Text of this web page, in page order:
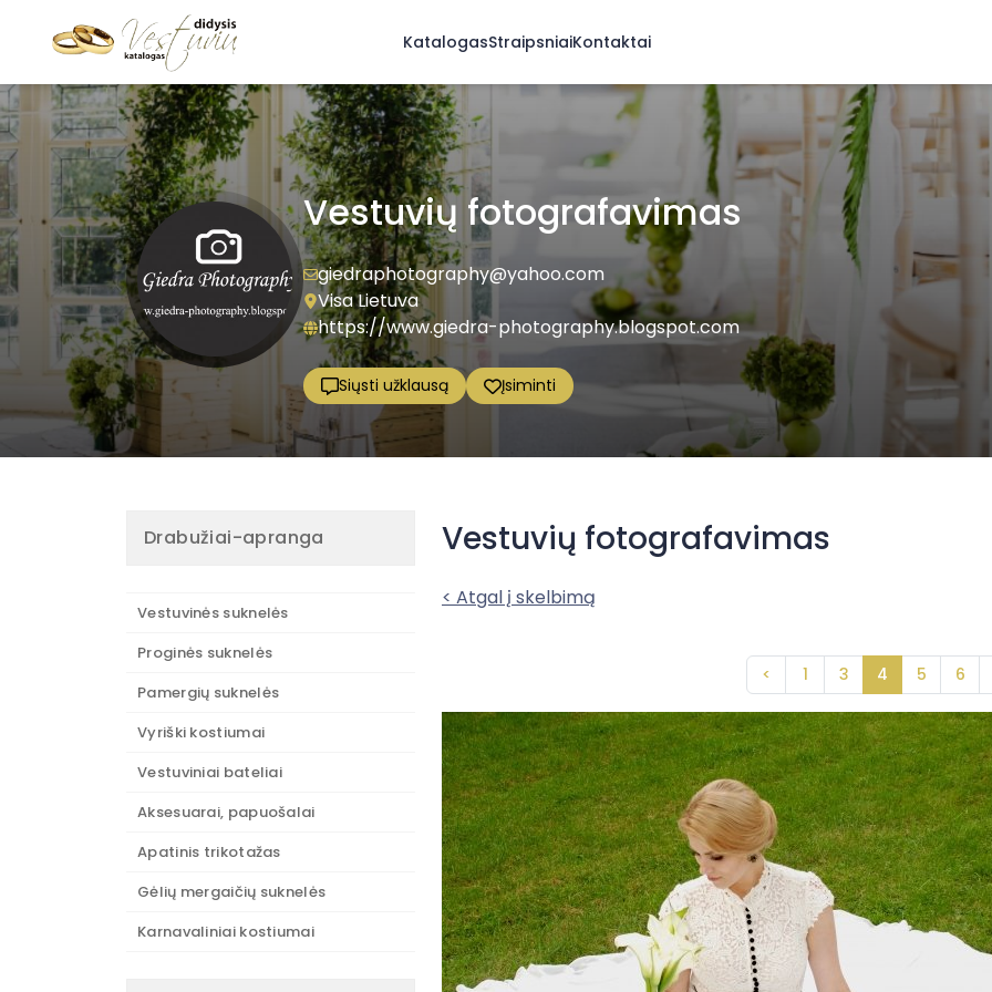
KatalogasStraipsniaiKontaktai
Vestuvių fotografavimas
giedraphotography@yahoo.com
Visa Lietuva
https://www.giedra-photography.blogspot.com
Siųsti užklausą Įsiminti
Drabužiai-apranga
Vestuvinės suknelės
Proginės suknelės
Pamergių suknelės
Vyriški kostiumai
Vestuviniai bateliai
Aksesuarai, papuošalai
Apatinis trikotažas
Gėlių mergaičių suknelės
Karnavaliniai kostiumai
Vestuvių fotografavimas
< Atgal į skelbimą
< 1 3 4 5 6